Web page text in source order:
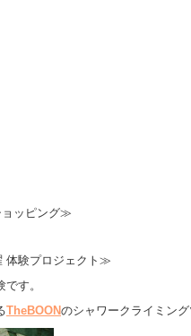
ッピング≫
験プロジェクト≫
す。
TheBOONのシャワークライミン